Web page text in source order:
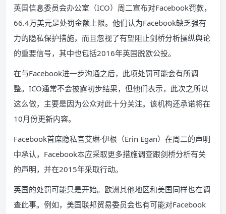
英国信息委员会办公室（ICO）周二宣布对Facebook罚款，
66.4万美元是处罚金额上限。他们认为Facebook缺乏强有
力的隐私保护措施，而且忽视了有望阻止剑桥分析操纵舆论
的重要信号，其中也包括2016年英国脱欧公投。
在与Facebook进一步沟通之后，此项处罚可能会有所调
整。ICO通常不会披露初步结果，但他们表示，此次之所以
这么做，主要是因为公众对此十分关注。该机构还承诺将在
10月份更新内容。
Facebook首席隐私官艾琳·伊根（Erin Egan）在周二的声明
中承认，Facebook本应采取更多措施调查跟剑桥分析有关
的声明，并在2015年采取行动。
英国的处罚可能只是开始。欧洲其他地区和美国同样也在调
查此事。例如，美国联邦贸易委员会也有可能对Facebook